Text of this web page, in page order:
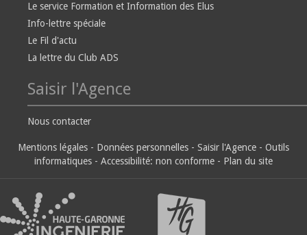
Le service Formation et Information des Elus
Info-lettre spéciale
Le Fil d'actu
La lettre du Club ADS
Saisir l'Agence
Nous contacter
Mentions légales - Données personnelles - Saisir l'Agence - Outils
informatiques - Accessibilité: non conforme - Plan du site